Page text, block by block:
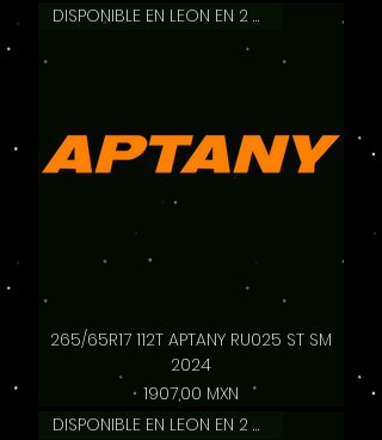
DISPONIBLE EN LEON EN 2 HRS
265/65R17 112T APTANY RU025 ST SM
2024
Precio
1907,00 MXN
DISPONIBLE EN LEON EN 2 HRS